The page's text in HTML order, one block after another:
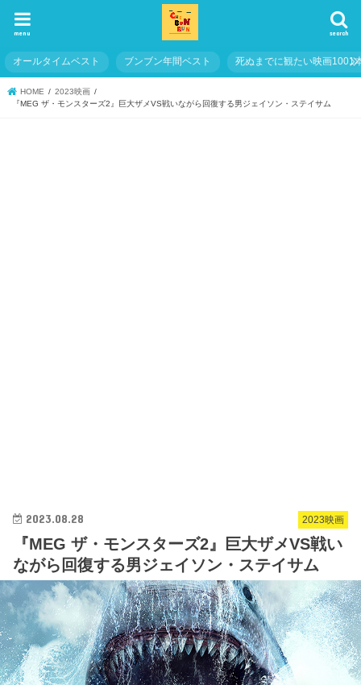
search
menu
オールタイムベスト ブンブン年間ベスト 死ぬまでに観たい映画1001
HOME
2023映画
『MEG ザ・モンスターズ2』巨大ザメVS戦いながら回復する男ジェイソン・ステイサム
2023映画
2023.08.28
『MEG ザ・モンスターズ2』巨大ザメVS戦い
ながら回復する男ジェイソン・ステイサム